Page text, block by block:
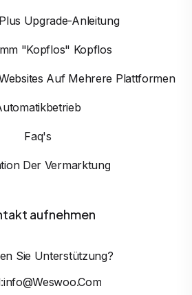
Upgrade-Anleitung
"Kopflos" Kopflos
Auf Mehrere Plattformen
Faq's
Der Vermarktung
aufnehmen
Sie Unterstützung?